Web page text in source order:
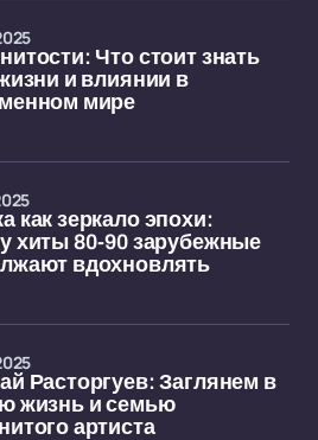
Что стоит знать
и влиянии в
мире
как зеркало эпохи:
хиты 80-90 зарубежные
вдохновлять
Расторгуев: Заглянем в
жизнь и семью
артиста